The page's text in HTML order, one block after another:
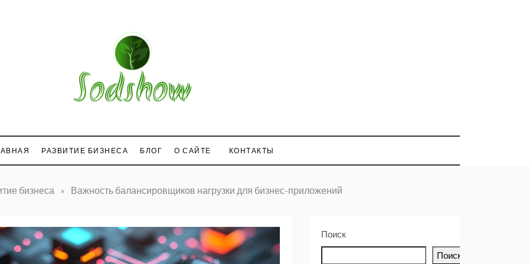
РАЗВИТИЕ БИЗНЕСА БЛОГ О САЙТЕ КОНТАКТЫ
бизнеса » Важность балансировщиков нагрузки для бизнес-приложений
Поиск
Поиск